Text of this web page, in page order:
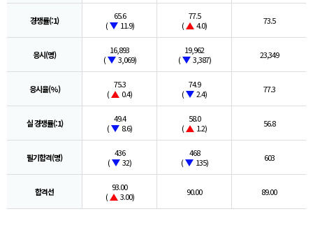
경쟁률(:1)
65.6
(
11.9)
77.5
(
4.0) 73.5
응시(명)
16,893
(
3,069)
19,962
(
3,387) 23,349
응시율(%)
75.3
(
0.4)
74.9
(
2.4) 77.3
실 경쟁률(:1)
49.4
(
8.6)
58.0
(
1.2) 56.8
필기합격(명)
436
(
32)
468
(
135) 603
합격선
93.00
(
3.00) 90.00 89.00